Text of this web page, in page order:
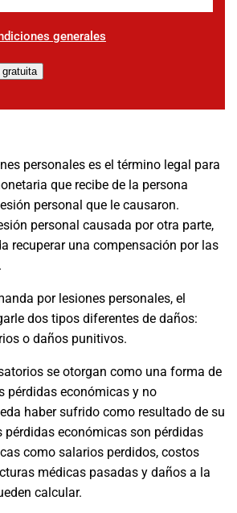
generales
personales es el término legal para
que recibe de la persona
personal que le causaron.
personal causada por otra parte,
recuperar una compensación por las
por lesiones personales, el
dos tipos diferentes de daños:
o daños punitivos.
se otorgan como una forma de
pérdidas económicas y no
haber sufrido como resultado de su
pérdidas económicas son pérdidas
como salarios perdidos, costos
médicas pasadas y daños a la
calcular.